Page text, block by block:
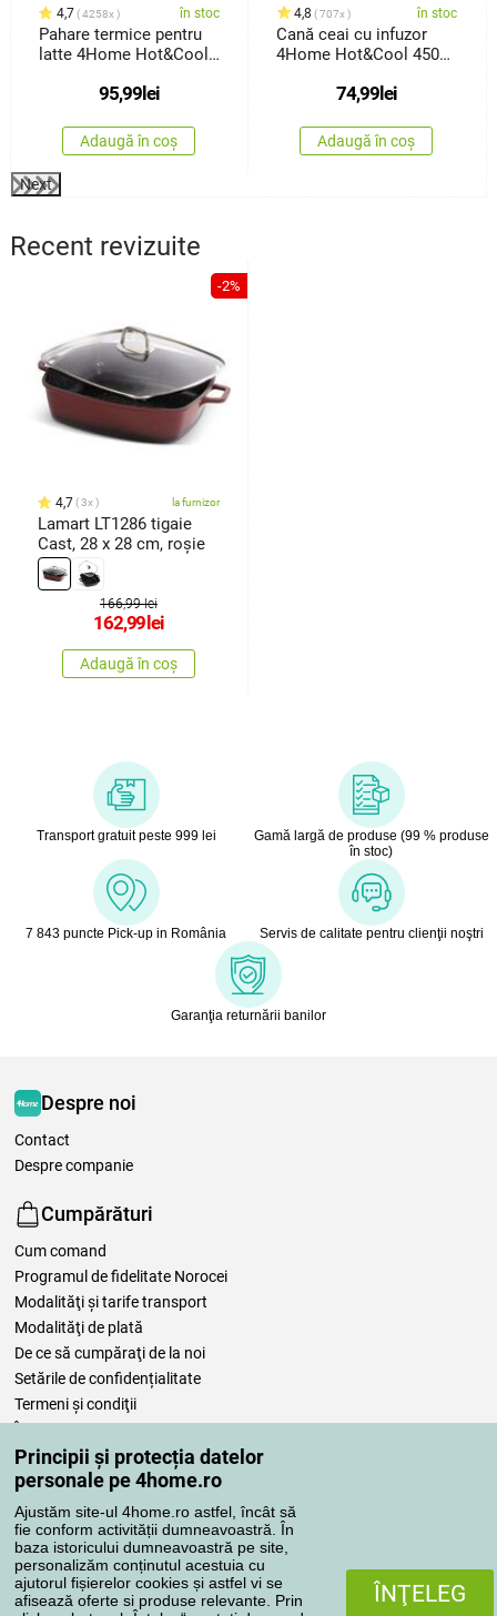
Principii și protecția datelor
personale pe 4home.ro
Ajustăm site-ul 4home.ro astfel, încât să
fie conform activității dumneavoastră. În
baza istoricului dumneavoastră pe site,
personalizăm conținutul acestuia cu
ajutorul fișierelor cookies și astfel vi se
afisează oferte si produse relevante. Prin
ÎNŢELEG
4,7 4258x în stoc
Pahare termice pentru
latte 4Home Hot&Cool
95,99lei
Adaugă în coș
4,8 707x în stoc
Cană ceai cu infuzor
4Home Hot&Cool 450
74,99lei
Adaugă în coș
Next
Recent revizuite
-2%
4,7 3x la furnizor
Lamart LT1286 tigaie
Cast, 28 x 28 cm, roșie
166,99 lei
162,99 lei
Adaugă în coș
Transport gratuit peste 999 lei
Gamă largă de produse (99 % produse
în stoc)
7 843 puncte Pick-up in România Servis de calitate pentru clienţii noştri
Garanţia returnării banilor
Despre noi
Contact
Despre companie
Cumpărături
Cum comand
Programul de fidelitate Norocei
Modalităţi şi tarife transport
Modalităţi de plată
De ce să cumpăraţi de la noi
Setările de confidențialitate
Termeni şi condiţii
Comenzile dumneavoastră
Contul meu
Revizuirea comenzilor
Reclamaţii
Retragere de la contract